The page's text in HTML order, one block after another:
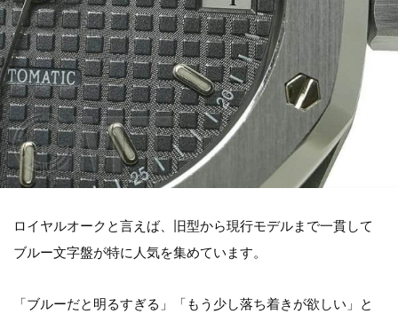
ロイヤルオークと言えば、旧型から現行モデルまで一貫して
ブルー文字盤が特に人気を集めています。
「ブルーだと明るすぎる」「もう少し落ち着きが欲しい」と